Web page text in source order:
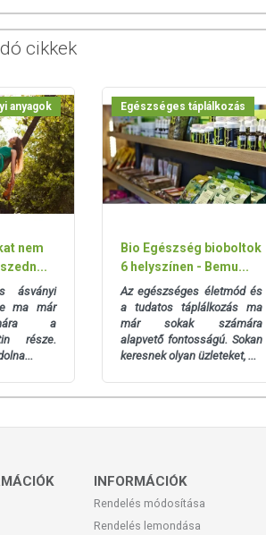
[poli(vinil-alkohol)-poli(etilénglikol)
(talkum, zsírsavak mono- és digliceridjei)},
szilícium-dioxid), cink-biszglicinát.
kapszula:halolaj 70% (40%EPA, 30% DHA),
tokoferol.
halat,, kén-dioxidot és dióféléket tartalmazó
kisgyermek elől elzárva tárolja! Hűvös, száraz
a csomagoláson feltüntetett időpontot.
megjelenítésük, és reklámozásuk során nem
vagy gyógyító hatást tulajdonítani.
a kiegyensúlyozott, vegyes étrendet és az
cikkek
anyagok
nem
ásványi
ma már
a
része.
Egészséges táplálkozás
Bio Egészség bioboltok
6 helyszínen - Bemu...
Az egészséges életmód és
a tudatos táplálkozás ma
már sokak számára
alapvető fontosságú. Sokan
keresnek olyan üzleteket, ...
INFORMÁCIÓK
Rendelés módosítása
Rendelés lemondása